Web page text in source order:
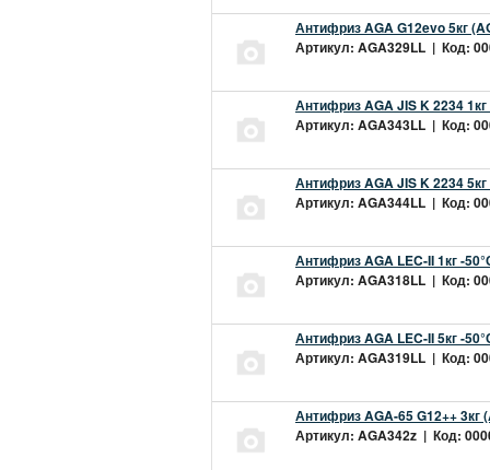
Антифриз AGA G12evo 5кг
Артикул: AGA329LL | Код:
Антифриз AGA JIS K 2234
Артикул: AGA343LL | Код:
Антифриз AGA JIS K 2234
Артикул: AGA344LL | Код:
Антифриз AGA LEC-II 1кг -
Артикул: AGA318LL | Код:
Антифриз AGA LEC-II 5кг -
Артикул: AGA319LL | Код:
Антифриз AGA-65 G12++ 3кг
Артикул: AGA342z | Код: